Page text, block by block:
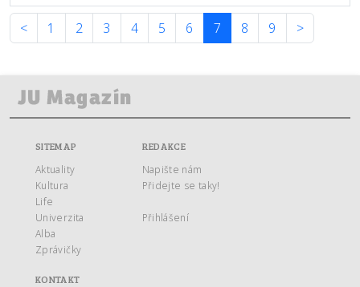
< 1 2 3 4 5 6 7 8 9 >
SITEMAP
Aktuality
Kultura
Life
Univerzita
Alba
Zprávičky
REDAKCE
Napište nám
Přidejte se taky!
Přihlášení
KONTAKT